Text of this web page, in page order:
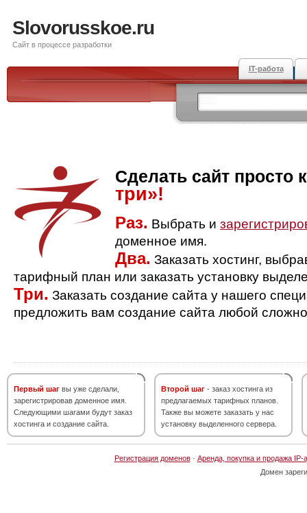
Slovorusskoe.ru
Сайт в процессе разработки
IT-работа
Сделать сайт просто
три»!
Раз. Выбрать и
доменное имя.
Два. Заказать хостинг,
тарифный план или заказать установку
Три. Заказать создание сайта у нашего
предложить вам создание сайта любой
Первый шаг вы уже сделали,
зарегистрировав доменное имя.
Следующими шагами будут заказ
хостинга и создание сайта.
Второй шаг - заказ хостинга из
предлагаемых тарифных планов.
Также вы можете заказать у нас
установку выделенного сервера.
Регистрация доменов· Аренда, покупка и продажа IP-
Домен